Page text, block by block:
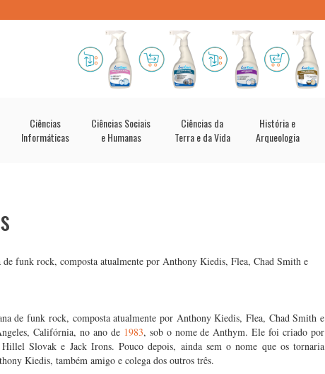
Ciências
Informáticas
Ciências Sociais
e Humanas
Ciências da
Terra e da Vida
História e
Arqueologia
funk rock, composta atualmente por Anthony Kiedis, Flea, Chad Smith e
de funk rock, composta atualmente por Anthony Kiedis, Flea, Chad Smith e
Califórnia, no ano de 1983, sob o nome de Anthym. Ele foi criado por
Slovak e Jack Irons. Pouco depois, ainda sem o nome que os tornaria
Kiedis, também amigo e colega dos outros três.